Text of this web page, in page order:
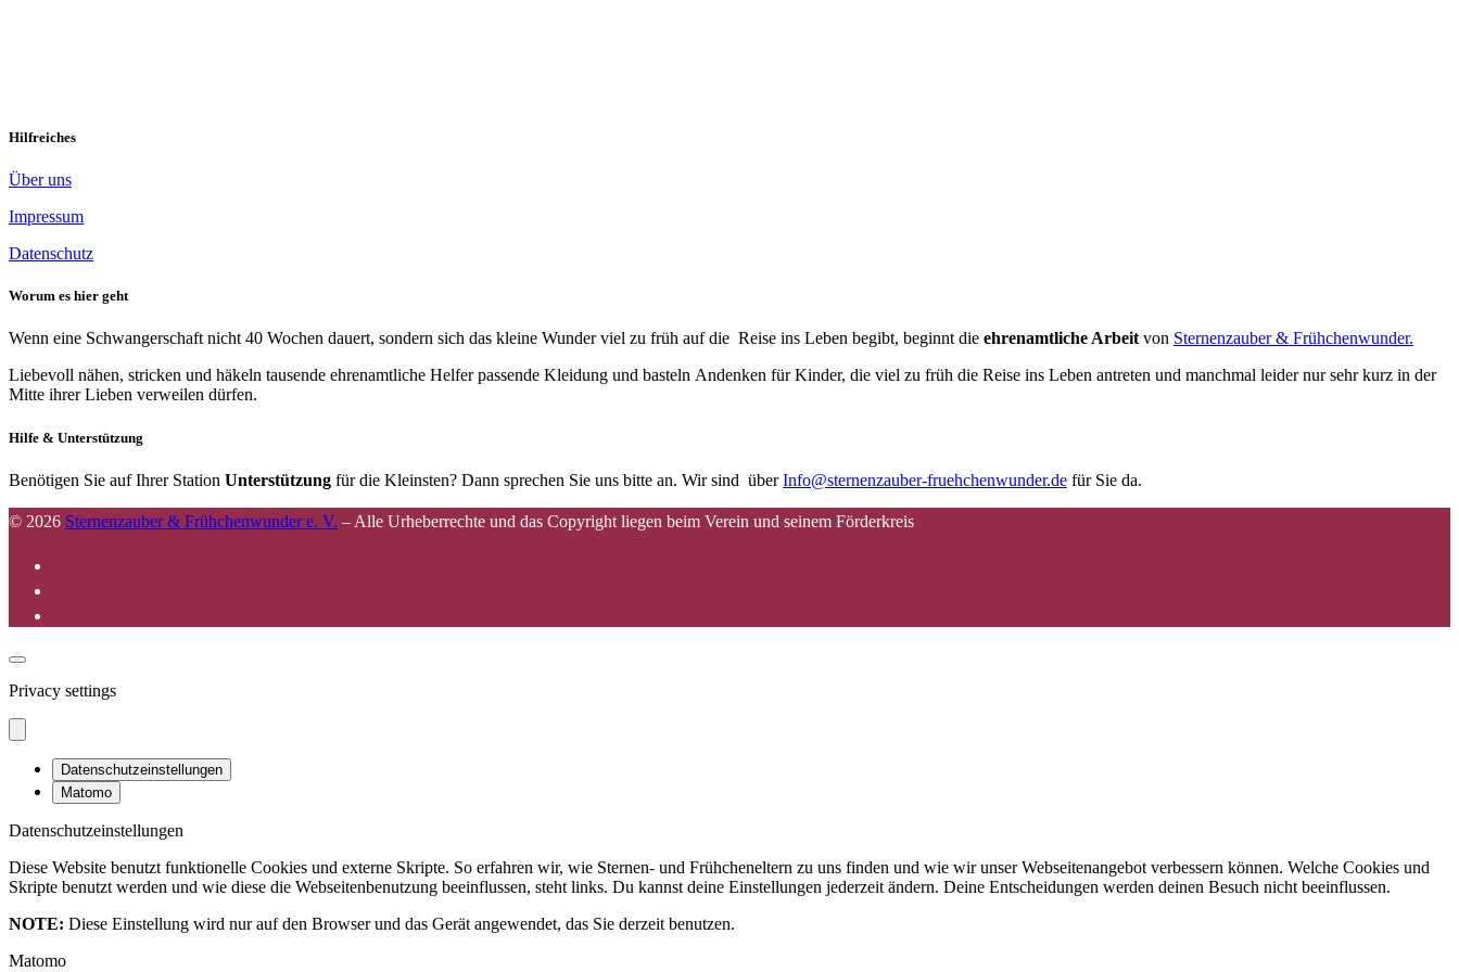
Hilfreiches
Über uns
Impressum
Datenschutz
Worum es hier geht
Wenn eine Schwangerschaft nicht 40 Wochen dauert, sondern sich das kleine Wunder viel zu früh auf die Reise ins Leben begibt, beginnt die ehrenamtliche Arbeit von Sternenzauber & Frühchenwunder.
Liebevoll nähen, stricken und häkeln tausende ehrenamtliche Helfer passende Kleidung und basteln Andenken für Kinder, die viel zu früh die Reise ins Leben antreten und manchmal leider nur sehr kurz in der
Mitte ihrer Lieben verweilen dürfen.
Hilfe & Unterstützung
Benötigen Sie auf Ihrer Station Unterstützung für die Kleinsten? Dann sprechen Sie uns bitte an. Wir sind überInfo@sternenzauber-fruehchenwunder.de für Sie da.
© 2026 Sternenzauber & Frühchenwunder e. V. – Alle Urheberrechte und das Copyright liegen beim Verein und seinem Förderkreis
Privacy settings
Datenschutzeinstellungen
Matomo
Datenschutzeinstellungen
Diese Website benutzt funktionelle Cookies und externe Skripte. So erfahren wir, wie Sternen- und Frühcheneltern zu uns finden und wie wir unser Webseitenangebot verbessern können. Welche Cookies und
Skripte benutzt werden und wie diese die Webseitenbenutzung beeinflussen, steht links. Du kannst deine Einstellungen jederzeit ändern. Deine Entscheidungen werden deinen Besuch nicht beeinflussen.
NOTE: Diese Einstellung wird nur auf den Browser und das Gerät angewendet, das Sie derzeit benutzen.
Matomo